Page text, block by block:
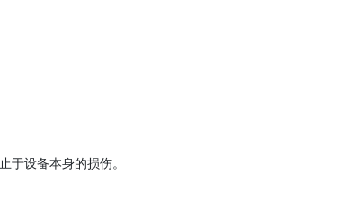
于设备本身的损伤。